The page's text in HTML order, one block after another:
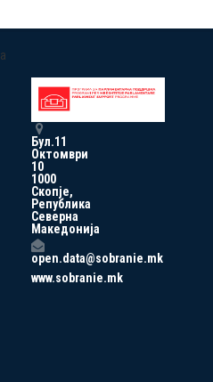
a
Бул.11
Октомври
10
1000
Скопје,
Република
Северна
Македонија
open.data@sobranie.mk
www.sobranie.mk